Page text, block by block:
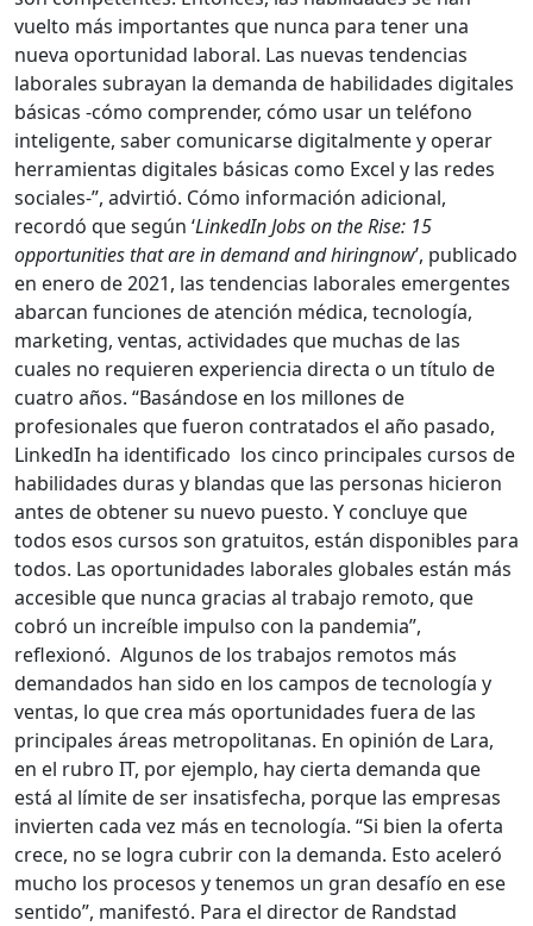
vuelto más importantes que nunca para tener una
nueva oportunidad laboral. Las nuevas tendencias
laborales subrayan la demanda de habilidades digitales
básicas -cómo comprender, cómo usar un teléfono
inteligente, saber comunicarse digitalmente y operar
herramientas digitales básicas como Excel y las redes
sociales-”, advirtió. Cómo información adicional,
recordó que según ‘LinkedIn Jobs on the Rise: 15
opportunities that are in demand and hiringnow’, publicado
en enero de 2021, las tendencias laborales emergentes
abarcan funciones de atención médica, tecnología,
marketing, ventas, actividades que muchas de las
cuales no requieren experiencia directa o un título de
cuatro años. “Basándose en los millones de
profesionales que fueron contratados el año pasado,
LinkedIn ha identificado los cinco principales cursos de
habilidades duras y blandas que las personas hicieron
antes de obtener su nuevo puesto. Y concluye que
todos esos cursos son gratuitos, están disponibles para
todos. Las oportunidades laborales globales están más
accesible que nunca gracias al trabajo remoto, que
cobró un increíble impulso con la pandemia”,
reflexionó. Algunos de los trabajos remotos más
demandados han sido en los campos de tecnología y
ventas, lo que crea más oportunidades fuera de las
principales áreas metropolitanas. En opinión de Lara,
en el rubro IT, por ejemplo, hay cierta demanda que
está al límite de ser insatisfecha, porque las empresas
invierten cada vez más en tecnología. “Si bien la oferta
crece, no se logra cubrir con la demanda. Esto aceleró
mucho los procesos y tenemos un gran desafío en ese
sentido”, manifestó. Para el director de Randstad